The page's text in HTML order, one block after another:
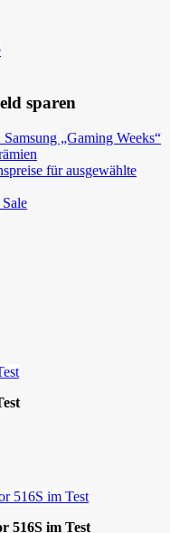
sparen
„Gaming Weeks“
für ausgewählte
516S im Test